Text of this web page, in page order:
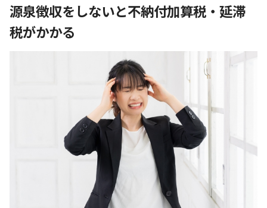
源泉徴収をしないと不納付加算税・延滞
税がかかる